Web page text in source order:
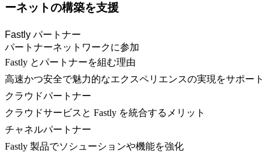
ーネットの構築を支援
Fastly パートナー
パートナーネットワークに参加
Fastly とパートナーを組む理由
高速かつ安全で魅力的なエクスペリエンスの実現をサポート
クラウドパートナー
クラウドサービスと Fastly を統合するメリット
チャネルパートナー
Fastly 製品でソシューションや機能を強化